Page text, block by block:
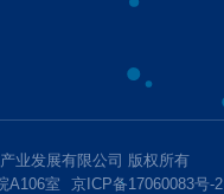
业发展有限公司 版权所有
A106室
京ICP备17060083号-2
康拼豆大赛 招募开